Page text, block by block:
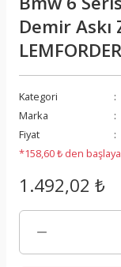
Demir Askı
LEMFORDER
Kategori
Marka
Fiyat
*158,60 ₺ den
1.492,02 ₺